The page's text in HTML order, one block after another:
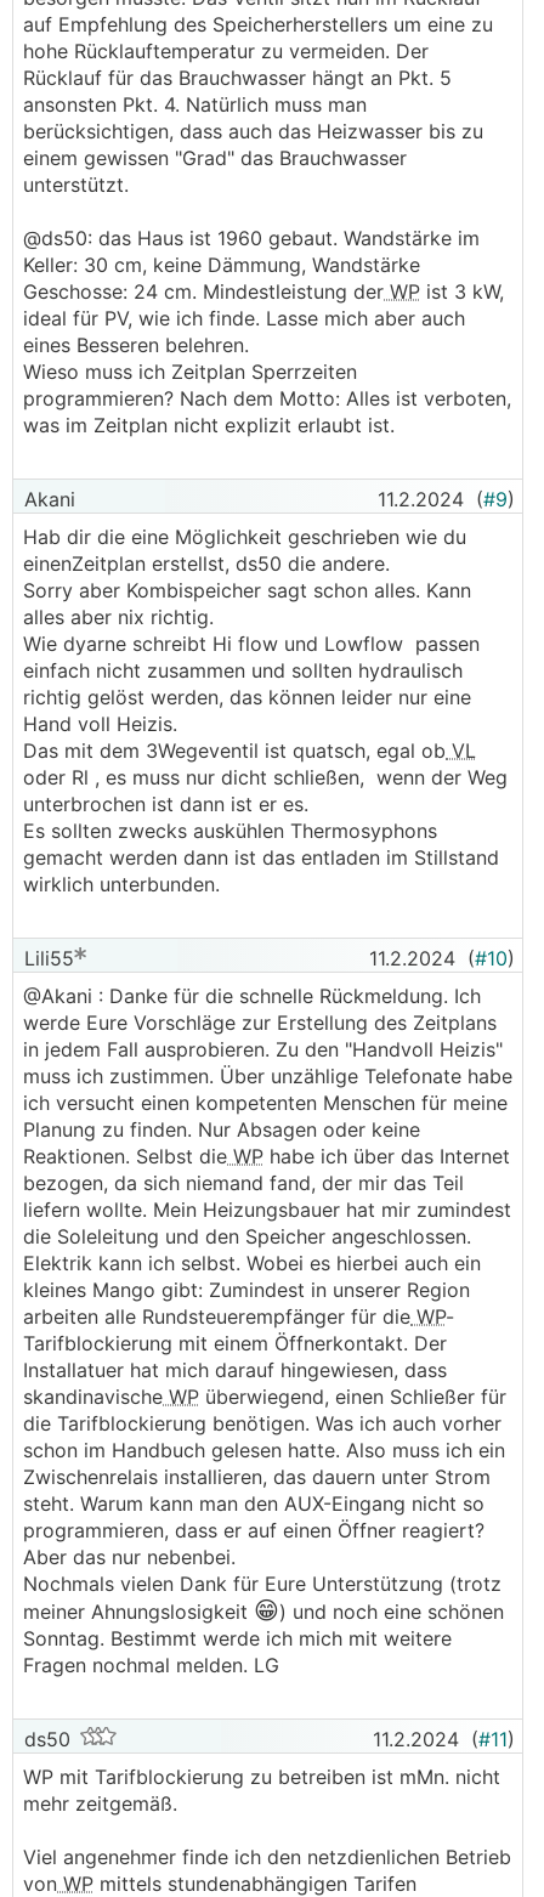
auf Empfehlung des Speicherherstellers um eine zu
hohe Rücklauftemperatur zu vermeiden. Der
Rücklauf für das Brauchwasser hängt an Pkt. 5
ansonsten Pkt. 4. Natürlich muss man
berücksichtigen, dass auch das Heizwasser bis zu
einem gewissen "Grad" das Brauchwasser
unterstützt.
@ds50: das Haus ist 1960 gebaut. Wandstärke im
Keller: 30 cm, keine Dämmung, Wandstärke
Geschosse: 24 cm. Mindestleistung der WP ist 3 kW,
ideal für PV, wie ich finde. Lasse mich aber auch
eines Besseren belehren.
Wieso muss ich Zeitplan Sperrzeiten
programmieren? Nach dem Motto: Alles ist verboten,
was im Zeitplan nicht explizit erlaubt ist.
Akani 11.2.2024 (#9)
Hab dir die eine Möglichkeit geschrieben wie du
einenZeitplan erstellst, ds50 die andere.
Sorry aber Kombispeicher sagt schon alles. Kann
alles aber nix richtig.
Wie dyarne schreibt Hi flow und Lowflow passen
einfach nicht zusammen und sollten hydraulisch
richtig gelöst werden, das können leider nur eine
Hand voll Heizis.
Das mit dem 3Wegeventil ist quatsch, egal ob VL
oder Rl , es muss nur dicht schließen, wenn der Weg
unterbrochen ist dann ist er es.
Es sollten zwecks auskühlen Thermosyphons
gemacht werden dann ist das entladen im Stillstand
wirklich unterbunden.
Lili55 11.2.2024 (#10)
@Akani : Danke für die schnelle Rückmeldung. Ich
werde Eure Vorschläge zur Erstellung des Zeitplans
in jedem Fall ausprobieren. Zu den "Handvoll Heizis"
muss ich zustimmen. Über unzählige Telefonate habe
ich versucht einen kompetenten Menschen für meine
Planung zu finden. Nur Absagen oder keine
Reaktionen. Selbst die WP habe ich über das Internet
bezogen, da sich niemand fand, der mir das Teil
liefern wollte. Mein Heizungsbauer hat mir zumindest
die Soleleitung und den Speicher angeschlossen.
Elektrik kann ich selbst. Wobei es hierbei auch ein
kleines Mango gibt: Zumindest in unserer Region
arbeiten alle Rundsteuerempfänger für die WP-
Tarifblockierung mit einem Öffnerkontakt. Der
Installatuer hat mich darauf hingewiesen, dass
skandinavische WP überwiegend, einen Schließer für
die Tarifblockierung benötigen. Was ich auch vorher
schon im Handbuch gelesen hatte. Also muss ich ein
Zwischenrelais installieren, das dauern unter Strom
steht. Warum kann man den AUX-Eingang nicht so
programmieren, dass er auf einen Öffner reagiert?
Aber das nur nebenbei.
Nochmals vielen Dank für Eure Unterstützung (trotz
meiner Ahnungslosigkeit 😁) und noch eine schönen
Sonntag. Bestimmt werde ich mich mit weitere
Fragen nochmal melden. LG
ds50 11.2.2024 (#11)
WP mit Tarifblockierung zu betreiben ist mMn. nicht
mehr zeitgemäß.
Viel angenehmer finde ich den netzdienlichen Betrieb
von WP mittels stundenabhängigen Tarifen